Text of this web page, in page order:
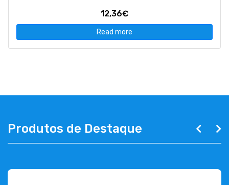
12,36€
Read more
Produtos de Destaque